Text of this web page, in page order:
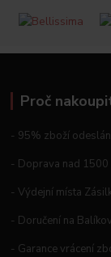
Proč
- 95% zboží
- Doprava nad 1500
- Výdejní místa
- Doručení na
- Garance vrácení